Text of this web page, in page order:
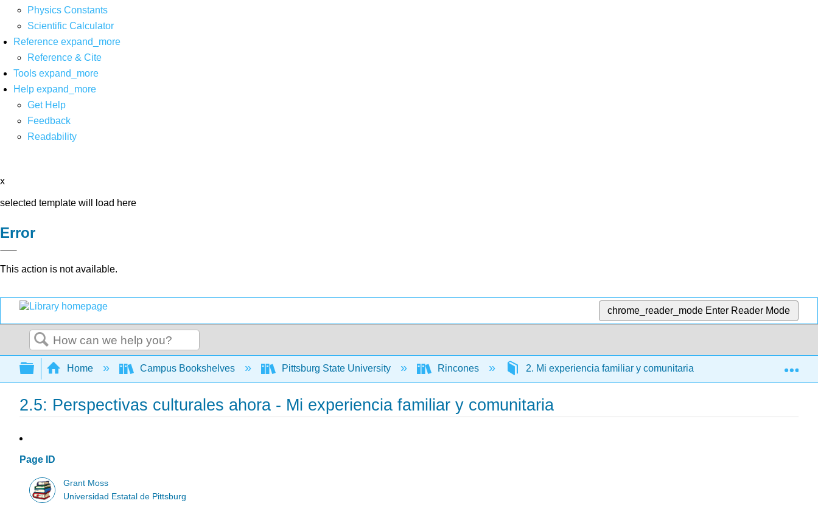
Physics Constants
Scientific Calculator
Reference expand_more
Reference & Cite
Tools expand_more
Help expand_more
Get Help
Feedback
Readability
x
selected template will load here
Error
This action is not available.
chrome_reader_mode Enter Reader Mode
Search
Expand/collapse global hierarchy
Home Campus Bookshelves Pittsburg State University Rincones 2. Mi experiencia familiar y comunitaria 2.5:
2.5: Perspectivas culturales ahora - Mi experiencia familiar y comunitaria
Page ID
Grant Moss
Universidad Estatal de Pittsburg